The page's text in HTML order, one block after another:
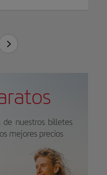
de nuestros billetes
mejores precios